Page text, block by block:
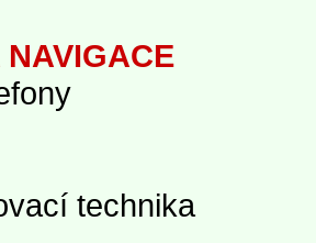
NAVIGACE
technika